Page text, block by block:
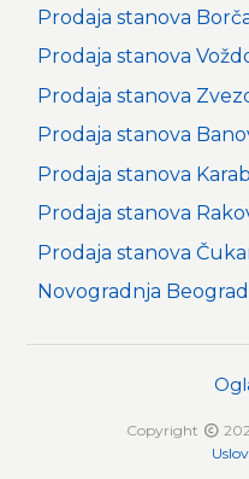
Prodaja stanova
Prodaja stanova
Prodaja stanova
Prodaja stanova
Prodaja stanova
Prodaja stanova
Prodaja stanova
Novogradnja Beograd
Copyright